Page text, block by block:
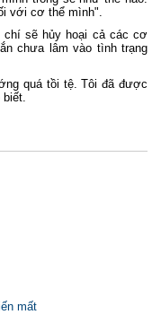
với cơ thể mình".
sẽ hủy hoại cả các cơ
chưa lâm vào tình trạng
quá tồi tệ. Tôi đã được
biết.
mất